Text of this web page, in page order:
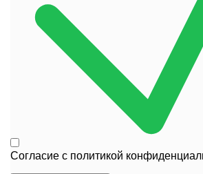
Согласие с политикой